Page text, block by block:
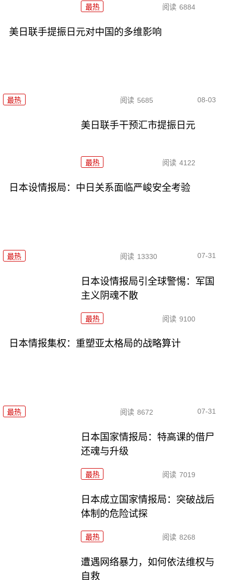
最热 阅读 6884
美日联手提振日元对中国的多维影响
最热 阅读 5685 08-03
美日联手干预汇市提振日元
最热 阅读 4122
日本设情报局：中日关系面临严峻安全考验
最热 阅读 13330 07-31
日本设情报局引全球警惕：军国
主义阴魂不散
最热 阅读 9100
日本情报集权：重塑亚太格局的战略算计
最热 阅读 8672 07-31
日本国家情报局：特高课的借尸
还魂与升级
最热 阅读 7019
日本成立国家情报局：突破战后
体制的危险试探
最热 阅读 8268
遭遇网络暴力，如何依法维权与
自救